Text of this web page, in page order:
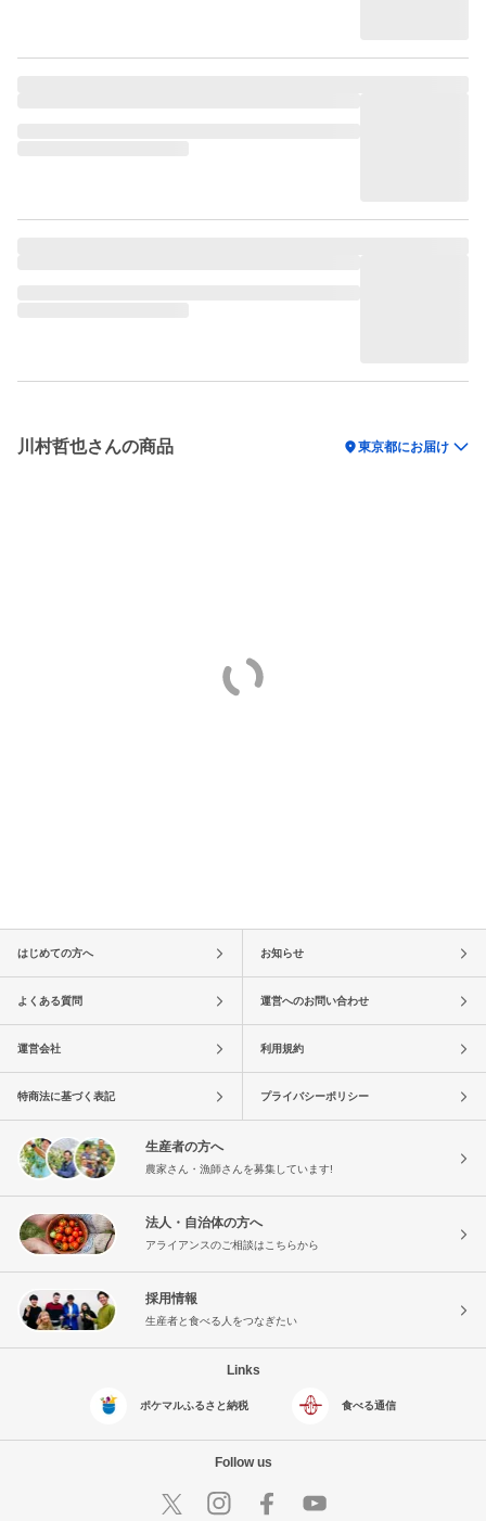
川村哲也さんの商品 location_on東京都にお届け
はじめての方へ お知らせ
よくある質問 運営へのお問い合わせ
運営会社 利用規約
特商法に基づく表記 プライバシーポリシー
生産者の方へ
農家さん・漁師さんを募集しています!
法人・自治体の方へ
アライアンスのご相談はこちらから
採用情報
生産者と食べる人をつなぎたい
Links
ポケマルふるさと納税 食べる通信
Follow us